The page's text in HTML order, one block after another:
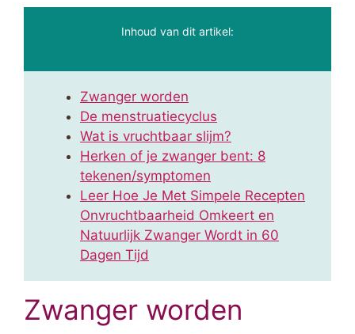
Inhoud van dit artikel:
Zwanger worden
De menstruatiecyclus
Wat is vruchtbaar slijm?
Herken of je zwanger bent: 8
tekenen/symptomen
Leer Hoe Je Met Simpele Recepten
Onvruchtbaarheid Omkeert en
Natuurlijk Zwanger Wordt in 60
Dagen Tijd
Zwanger worden